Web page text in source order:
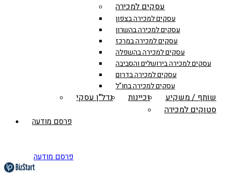
עסקים למכירה
עסקים למכירה בצפון
עסקים למכירה בהשרון
עסקים למכירה במרכז
עסקים למכירה בהשפלה
עסקים למכירה בירושלים והסביבה
עסקים למכירה בדרום
עסקים למכירה בחו"ל
שותף / משקיע זכיינות
נדל"ן עסקי
סטוקים למכירה
פרסם מודעה
פרסם מודעה